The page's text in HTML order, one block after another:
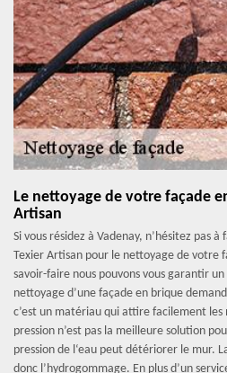
Le nettoyage de votre façade
Artisan
Si vous résidez à Vadenay, n’hésitez pas
Texier Artisan pour le nettoyage de votre
savoir-faire nous pouvons vous garantir
nettoyage d’une façade en brique
c’est un matériau qui attire facilement les
pression n’est pas la meilleure solution
pression de l‘eau peut détériorer le mur.
donc l’hydrogommage. En plus d’un